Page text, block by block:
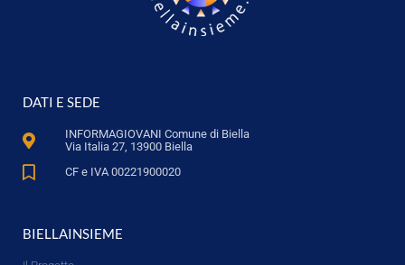
DATI E SEDE
INFORMAGIOVANI Comune di Biella
Via Italia 27, 13900 Biella
CF e IVA 00221900020
BIELLAINSIEME